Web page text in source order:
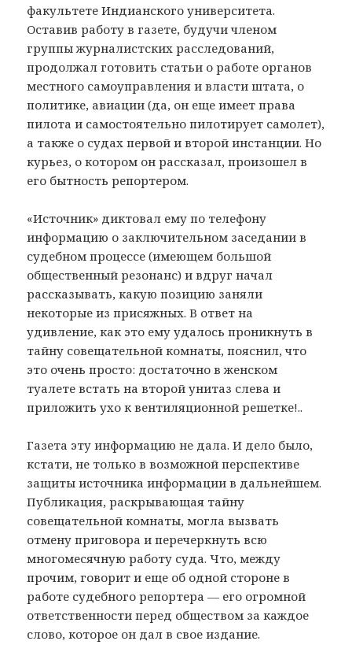
факультете Индианского университета.
Оставив работу в газете, будучи членом
группы журналистских расследований,
продолжал готовить статьи о работе органов
местного самоуправления и власти штата, о
политике, авиации (да, он еще имеет права
пилота и самостоятельно пилотирует самолет),
а также о судах первой и второй инстанции. Но
курьез, о котором он рассказал, произошел в
его бытность репортером.
«Источник» диктовал ему по телефону
информацию о заключительном заседании в
судебном процессе (имеющем большой
общественный резонанс) и вдруг начал
рассказывать, какую позицию заняли
некоторые из присяжных. В ответ на
удивление, как это ему удалось проникнуть в
тайну совещательной комнаты, пояснил, что
это очень просто: достаточно в женском
туалете встать на второй унитаз слева и
приложить ухо к вентиляционной решетке!..
Газета эту информацию не дала. И дело было,
кстати, не только в возможной перспективе
защиты источника информации в дальнейшем.
Публикация, раскрывающая тайну
совещательной комнаты, могла вызвать
отмену приговора и перечеркнуть всю
многомесячную работу суда. Что, между
прочим, говорит и еще об одной стороне в
работе судебного репортера — его огромной
ответственности перед обществом за каждое
слово, которое он дал в свое издание.